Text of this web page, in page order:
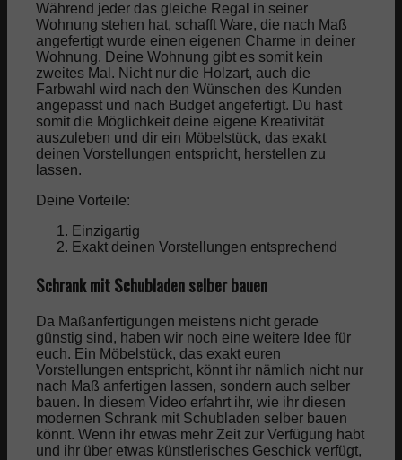
Während jeder das gleiche Regal in seiner
Wohnung stehen hat, schafft Ware, die nach Maß
angefertigt wurde einen eigenen Charme in deiner
Wohnung. Deine Wohnung gibt es somit kein
zweites Mal. Nicht nur die Holzart, auch die
Farbwahl wird nach den Wünschen des Kunden
angepasst und nach Budget angefertigt. Du hast
somit die Möglichkeit deine eigene Kreativität
auszuleben und dir ein Möbelstück, das exakt
deinen Vorstellungen entspricht, herstellen zu
lassen.
Deine Vorteile:
Einzigartig
Exakt deinen Vorstellungen entsprechend
Schrank mit Schubladen selber bauen
Da Maßanfertigungen meistens nicht gerade
günstig sind, haben wir noch eine weitere Idee für
euch. Ein Möbelstück, das exakt euren
Vorstellungen entspricht, könnt ihr nämlich nicht nur
nach Maß anfertigen lassen, sondern auch selber
bauen. In diesem Video erfahrt ihr, wie ihr diesen
modernen Schrank mit Schubladen selber bauen
könnt. Wenn ihr etwas mehr Zeit zur Verfügung habt
und ihr über etwas künstlerisches Geschick verfügt,